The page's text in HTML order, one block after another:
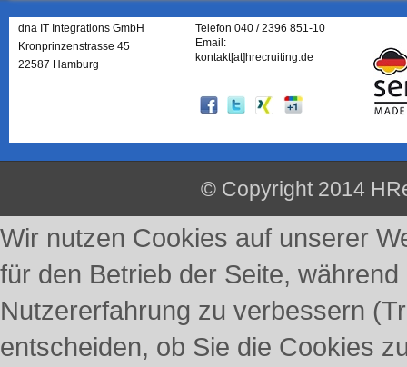
dna IT Integrations GmbH
Kronprinzenstrasse 45
22587 Hamburg
Telefon 040 / 2396 851-10
Email:
kontakt[at]hrecruiting.de
© Copyright 2014
Wir nutzen Cookies auf unserer
für den Betrieb der Seite,
Nutzererfahrung zu verbessern
entscheiden, ob Sie die Cookies